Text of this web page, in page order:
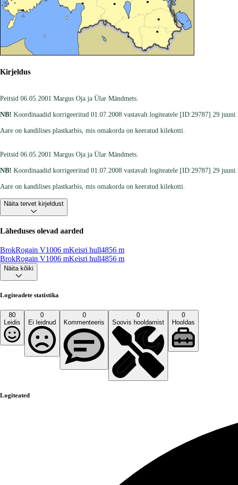
Kirjeldus
Peitsid 06.05.2001 Margus Oja ja Ülar Mändmets.
NB! Koordinaadid korrigeeritud 01.07.2008 vastavalt logiteatele [ID:29787] 29
Aare on kandilises plastkarbis, mis omakorda on keeratud kilekotti.
Peitsid 06.05.2001 Margus Oja ja Ülar Mändmets.
NB! Koordinaadid korrigeeritud 01.07.2008 vastavalt logiteatele [ID:29787] 29
Aare on kandilises plastkarbis, mis omakorda on keeratud kilekotti.
Näita tervet kirjeldust
Läheduses olevad aarded
BrokRogain V1006 mKeisri hull4856 m
BrokRogain V1006 mKeisri hull4856 m
Näita kõiki
Logiteadete statistika
80
Leidis
0
Ei leidnud
0
Kommenteeris
0
Soovis hooldamist
0
Hooldas
Logiteated